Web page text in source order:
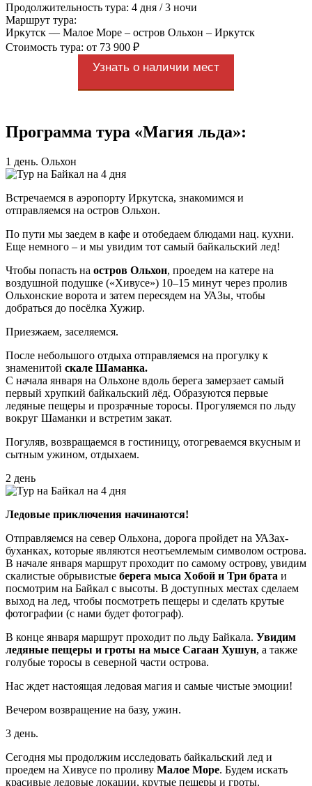
Продолжительность тура: 4 дня / 3 ночи
Маршрут тура:
Иркутск –– Малое Море – остров Ольхон – Иркутск
Стоимость тура: от 73 900 ₽
Узнать о наличии мест
Программа тура «Магия льда»:
1 день. Ольхон
Встречаемся в аэропорту Иркутска, знакомимся и
отправляемся на остров Ольхон.
По пути мы заедем в кафе и отобедаем блюдами нац. кухни.
Еще немного – и мы увидим тот самый байкальский лед!
Чтобы попасть на остров Ольхон, проедем на катере на
воздушной подушке («Хивусе») 10–15 минут через пролив
Ольхонские ворота и затем пересядем на УАЗы, чтобы
добраться до посёлка Хужир.
Приезжаем, заселяемся.
После небольшого отдыха отправляемся на прогулку к
знаменитой скале Шаманка.
С начала января на Ольхоне вдоль берега замерзает самый
первый хрупкий байкальский лёд. Образуются первые
ледяные пещеры и прозрачные торосы. Прогуляемся по льду
вокруг Шаманки и встретим закат.
Погуляв, возвращаемся в гостиницу, отогреваемся вкусным и
сытным ужином, отдыхаем.
2 день
Ледовые приключения начинаются!
Отправляемся на север Ольхона, дорога пройдет на УАЗах-
буханках, которые являются неотъемлемым символом острова.
В начале января маршрут проходит по самому острову, увидим
скалистые обрывистые берега мыса Хобой и Три брата и
посмотрим на Байкал с высоты. В доступных местах сделаем
выход на лед, чтобы посмотреть пещеры и сделать крутые
фотографии (с нами будет фотограф).
В конце января маршрут проходит по льду Байкала. Увидим
ледяные пещеры и гроты на мысе Сагаан Хушун, а также
голубые торосы в северной части острова.
Нас ждет настоящая ледовая магия и самые чистые эмоции!
Вечером возвращение на базу, ужин.
3 день.
Сегодня мы продолжим исследовать байкальский лед и
проедем на Хивусе по проливу Малое Море. Будем искать
красивые ледовые локации, крутые пещеры и гроты.